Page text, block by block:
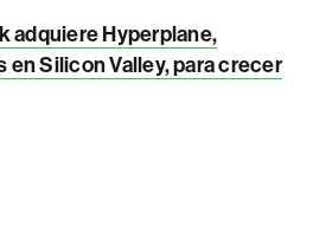
adquiere Hyperplane,
en Silicon Valley, para crecer